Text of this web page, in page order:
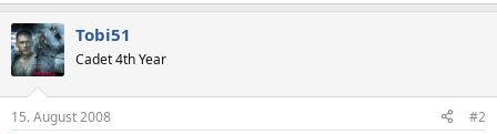
Tobi51
Cadet 4th Year
15. August 2008 #2